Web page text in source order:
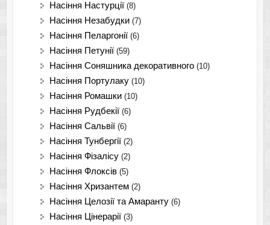
Насіння Настурції (8)
Насіння Незабудки (7)
Насіння Пеларгонії (6)
Насіння Петунії (59)
Насіння Соняшника декоративного (10)
Насіння Портулаку (10)
Насіння Ромашки (10)
Насіння Рудбекії (6)
Насіння Сальвії (6)
Насіння Тунбергії (2)
Насіння Фізалісу (2)
Насіння Флоксів (5)
Насіння Хризантем (2)
Насіння Целозії та Амаранту (6)
Насіння Цінерарії (3)